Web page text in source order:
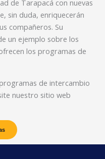
de Tarapacá con nuevas
sin duda, enriquecerán
compañeros. Su
un ejemplo sobre los
los programas de
de intercambio
nuestro sitio web